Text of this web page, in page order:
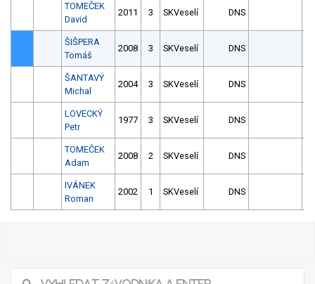
TOMEČEK
David
2011 3 SKVeselí DNS
ŠIŠPERA
Tomáš
2008 3 SKVeselí DNS
ŠANTAVÝ
Michal
2004 3 SKVeselí DNS
LOVECKÝ
Petr
1977 3 SKVeselí DNS
TOMEČEK
Adam
2008 2 SKVeselí DNS
IVÁNEK
Roman
2002 1 SKVeselí DNS